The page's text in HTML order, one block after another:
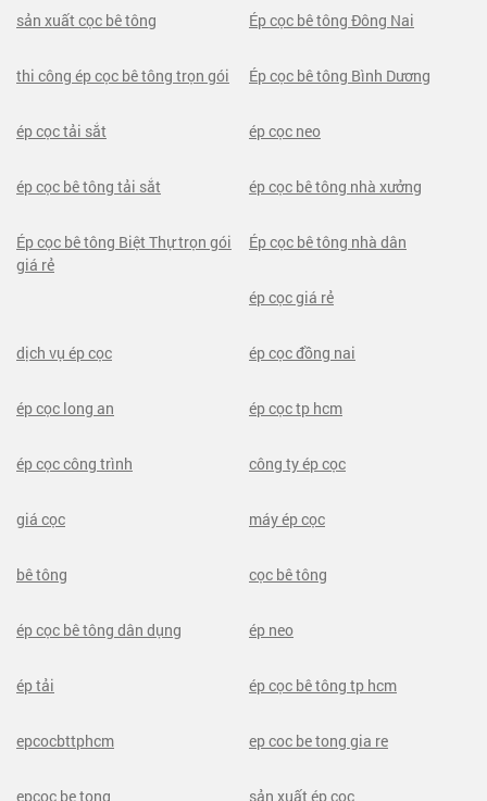
sản xuất cọc bê tông Ép cọc bê tông Đông Nai
thi công ép cọc bê tông trọn gói Ép cọc bê tông Bình Dương
ép cọc tải sắt ép cọc neo
ép cọc bê tông tải sắt ép cọc bê tông nhà xưởng
Ép cọc bê tông Biệt Thự trọn gói
giá rẻ
Ép cọc bê tông nhà dân
ép cọc giá rẻ
dịch vụ ép cọc ép cọc đồng nai
ép cọc long an ép cọc tp hcm
ép cọc công trình công ty ép cọc
giá cọc máy ép cọc
bê tông cọc bê tông
ép cọc bê tông dân dụng ép neo
ép tải ép cọc bê tông tp hcm
epcocbttphcm ep coc be tong gia re
epcoc be tong sản xuất ép cọc